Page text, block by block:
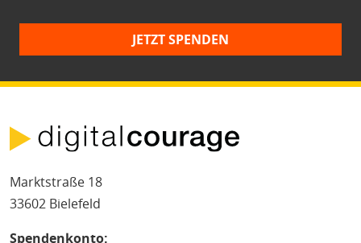
JETZT SPENDEN
Marktstraße 18
33602 Bielefeld
Spendenkonto: